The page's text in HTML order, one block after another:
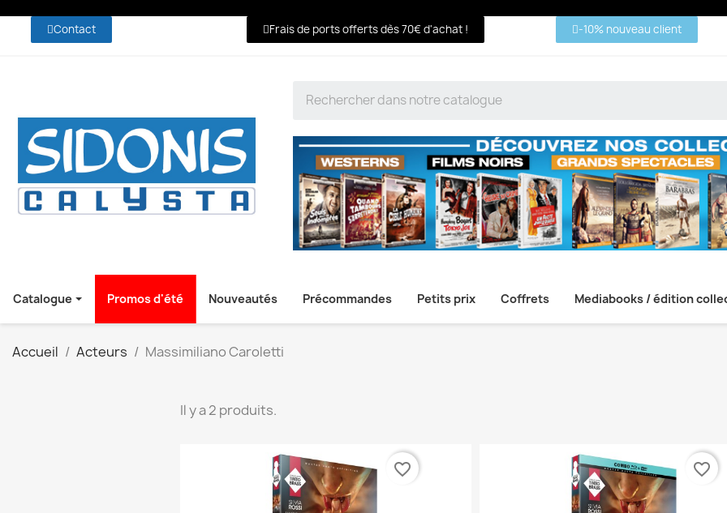
Contact Frais de ports offerts dès 70€ d'achat ! -10% nouveau client
Catalogue Promos d'été Nouveautés Précommandes Petits prix Coffrets Mediabooks / édition
Accueil Acteurs Massimiliano Caroletti
Il y a 2 produits.
favorite_border favorite_border